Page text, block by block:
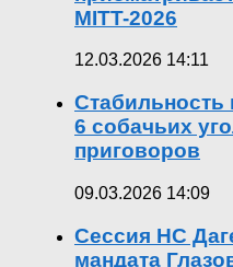
MITT-2026
12.03.2026 14:11
Стабильность
6 собачьих
приговоров
09.03.2026 14:09
Сессия НС
мандата